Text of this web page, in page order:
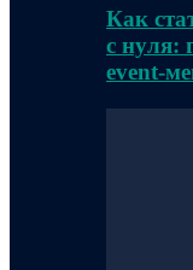
Как
с нуля:
event-